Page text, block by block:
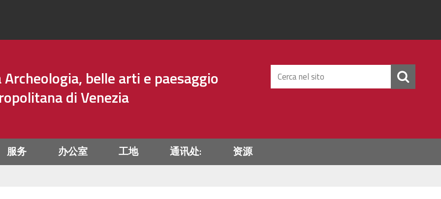
belle arti e paesaggio
di Venezia
Cerca
nel
服务 办公室 工地 通讯处: 资源